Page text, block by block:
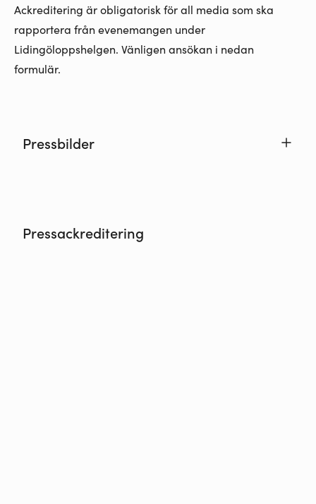
Ackreditering är obligatorisk för all media som ska
rapportera från evenemangen under
Lidingöloppshelgen. Vänligen ansökan i nedan
formulär.
Pressbilder
Pressackreditering